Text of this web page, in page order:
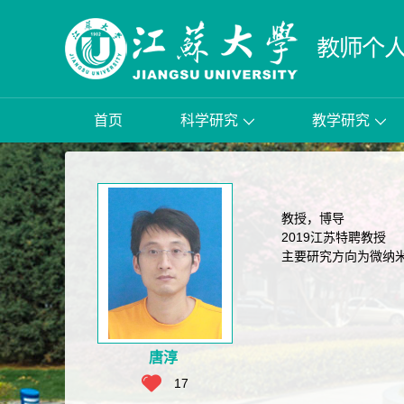
首页 科学研究 教学研究
唐淳
17
教授，博导
2019江苏特聘教授
主要研究方向为微纳